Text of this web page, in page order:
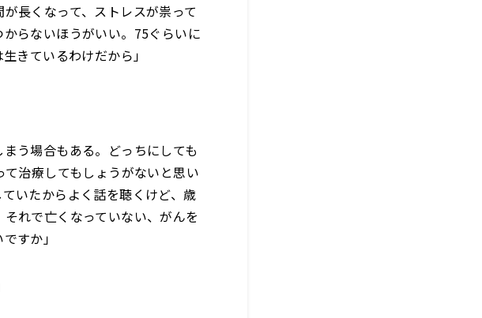
長くなって、ストレスが祟って
らないほうがいい。75ぐらいに
きているわけだから」
う場合もある。どっちにしても
治療してもしょうがないと思い
いたからよく話を聴くけど、歳
れで亡くなっていない、がんを
すか」